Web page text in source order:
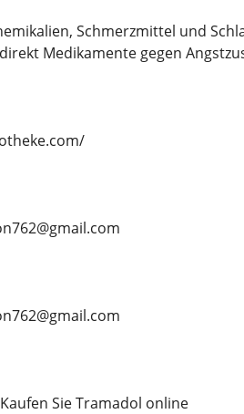
Schmerzmittel und
Medikamente gegen
Sie Tramadol online